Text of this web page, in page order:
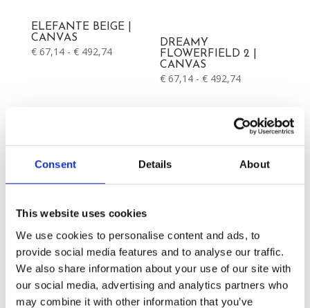
Consent Details About
This website uses cookies
We use cookies to personalise content and ads, to
provide social media features and to analyse our traffic.
We also share information about your use of our site with
our social media, advertising and analytics partners who
may combine it with other information that you’ve
ELEFANTE BEIGE |
CANVAS
€67,14 - €492,74Prijsklasse:
DREAMY
FLOWERFIELD 2 |
CANVAS
€ 67,14 - € 492,74Prijsklasse:
€ 492,74
€67,14 - €492,74Prijsklasse:
tot
€ 492,74
PORNSTAR MARTINI
€67,14 - €492,74Prijsklasse:
€ 492,74